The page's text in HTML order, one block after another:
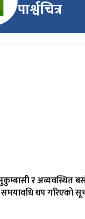
पार्श्वचित्र
र अव्यवस्थित
समयावधि थप गरिएको